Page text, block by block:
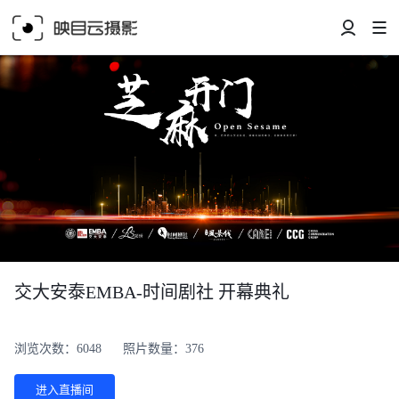
交大安泰EMBA-时间剧社 开幕典礼
浏览次数：6048 照片数量：376
进入直播间